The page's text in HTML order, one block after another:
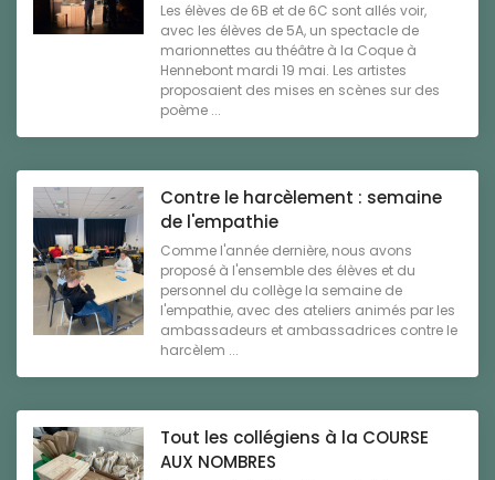
Les élèves de 6B et de 6C sont allés voir,
avec les élèves de 5A, un spectacle de
marionnettes au théâtre à la Coque à
Hennebont mardi 19 mai. Les artistes
proposaient des mises en scènes sur des
poème ...
Contre le harcèlement : semaine
de l'empathie
Comme l'année dernière, nous avons
proposé à l'ensemble des élèves et du
personnel du collège la semaine de
l'empathie, avec des ateliers animés par les
ambassadeurs et ambassadrices contre le
harcèlem ...
Tout les collégiens à la COURSE
AUX NOMBRES